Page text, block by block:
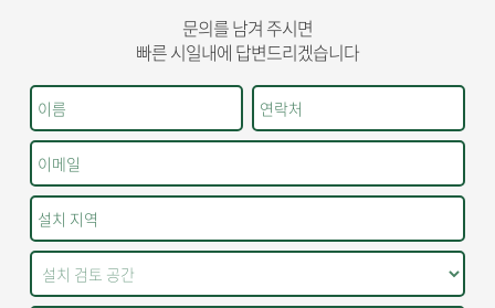
문의를 남겨 주시면
빠른 시일내에 답변드리겠습니다